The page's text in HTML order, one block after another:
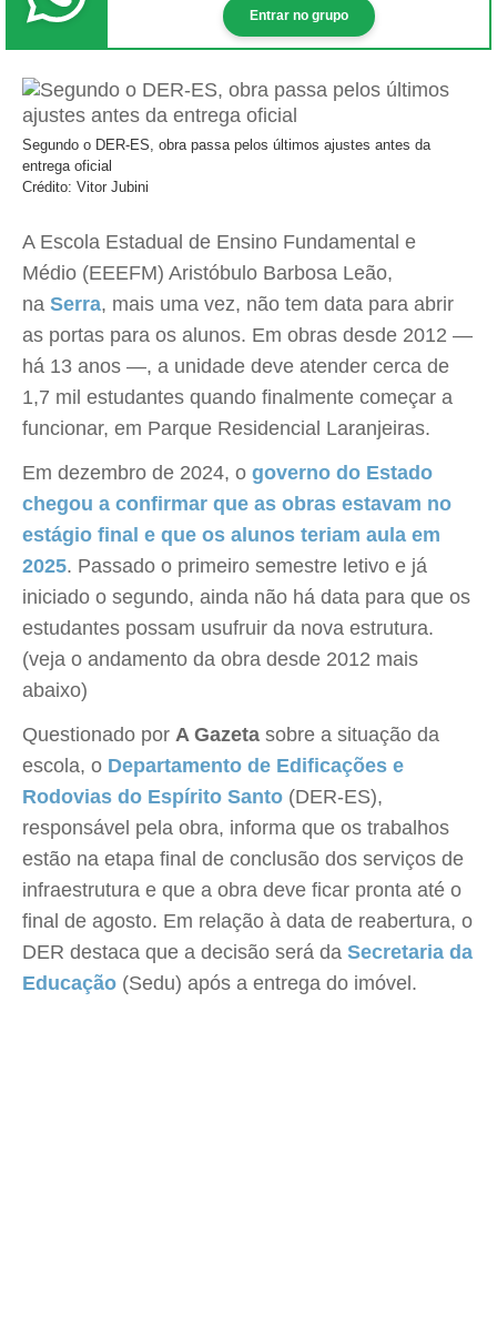
Entrar no grupo
Segundo o DER-ES, obra passa pelos últimos ajustes antes da
entrega oficial
Crédito: Vitor Jubini
A Escola Estadual de Ensino Fundamental e
Médio (EEEFM) Aristóbulo Barbosa Leão,
na Serra, mais uma vez, não tem data para abrir
as portas para os alunos. Em obras desde 2012 —
há 13 anos —, a unidade deve atender cerca de
1,7 mil estudantes quando finalmente começar a
funcionar, em Parque Residencial Laranjeiras.
Em dezembro de 2024, o governo do Estado
chegou a confirmar que as obras estavam no
estágio final e que os alunos teriam aula em
2025. Passado o primeiro semestre letivo e já
iniciado o segundo, ainda não há data para que os
estudantes possam usufruir da nova estrutura.
(veja o andamento da obra desde 2012 mais
abaixo)
Questionado por A Gazeta sobre a situação da
escola, o Departamento de Edificações e
Rodovias do Espírito Santo (DER-ES),
responsável pela obra, informa que os trabalhos
estão na etapa final de conclusão dos serviços de
infraestrutura e que a obra deve ficar pronta até o
final de agosto. Em relação à data de reabertura, o
DER destaca que a decisão será da Secretaria da
Educação (Sedu) após a entrega do imóvel.